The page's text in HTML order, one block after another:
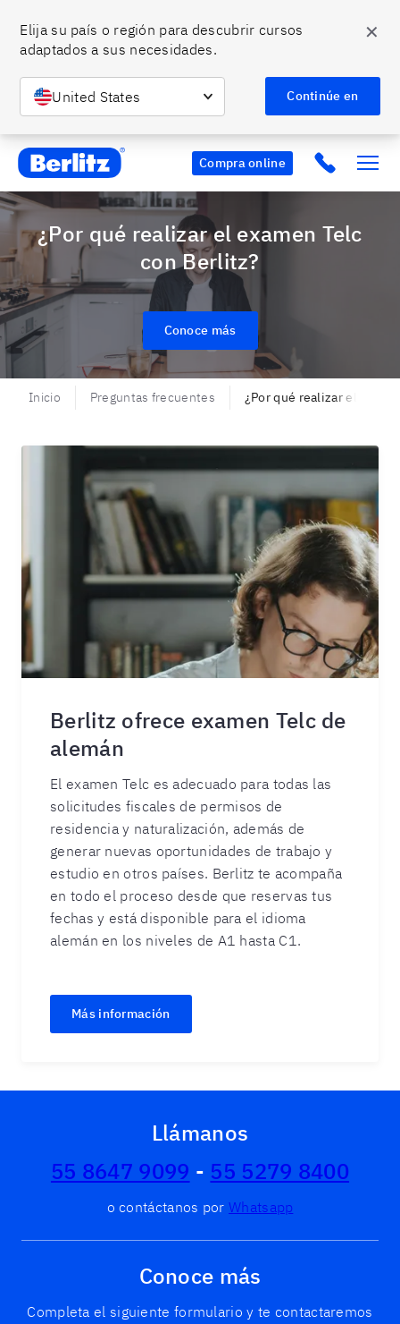
Elija su país o región para descubrir cursos
adaptados a sus necesidades.
United States Continúe en
✕
Berlitz MX Compra online Click to
¿Por qué realizar el examen Telc
con Berlitz?
Conoce más
Inicio Preguntas frecuentes ¿Por qué realizar el
Berlitz ofrece examen Telc de
alemán
El examen Telc es adecuado para todas las
solicitudes fiscales de permisos de
residencia y naturalización, además de
generar nuevas oportunidades de trabajo y
estudio en otros países. Berlitz te acompaña
en todo el proceso desde que reservas tus
fechas y está disponible para el idioma
alemán en los niveles de A1 hasta C1.
Más información
Llámanos
55 8647 9099 - 55 5279 8400
o contáctanos por Whatsapp
Conoce más
Completa el siguiente formulario y te contactaremos